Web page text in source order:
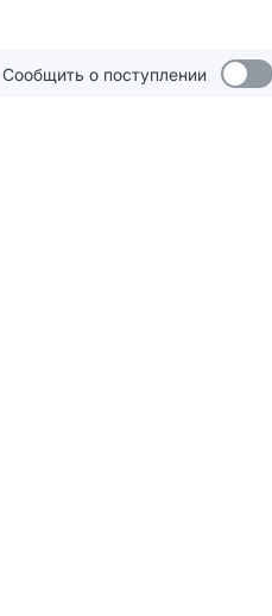
Сообщить о поступлении